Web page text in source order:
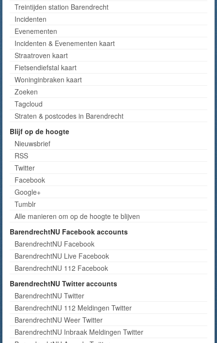
Treintijden station Barendrecht
Incidenten
Evenementen
Incidenten & Evenementen kaart
Straatroven kaart
Fietsendiefstal kaart
Woninginbraken kaart
Zoeken
Tagcloud
Straten & postcodes in Barendrecht
Blijf op de hoogte
Nieuwsbrief
RSS
Twitter
Facebook
Google+
Tumblr
Alle manieren om op de hoogte te blijven
BarendrechtNU Facebook accounts
BarendrechtNU Facebook
BarendrechtNU Live Facebook
BarendrechtNU 112 Facebook
BarendrechtNU Twitter accounts
BarendrechtNU Twitter
BarendrechtNU 112 Meldingen Twitter
BarendrechtNU Weer Twitter
BarendrechtNU Inbraak Meldingen Twitter